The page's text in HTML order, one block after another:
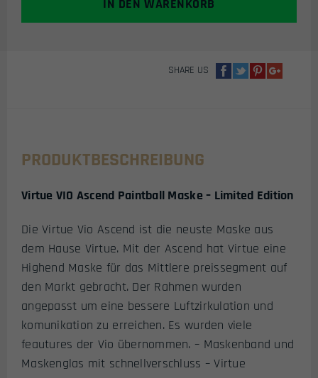
(BLACK
IN DEN WARENKORB
SHARE US
PRODUKTBESCHREIBUNG
Virtue VIO Ascend Paintball Maske – Limited Edition
Die Virtue Vio Ascend ist die neuste Maske aus
dem Hause Virtue. Mit der Ascend hat Virtue eine
Highend Maske für das Mittlere preissegment auf
den Markt gebracht. Der Rahmen wurden
angepasst um eine bessere Luftzirkulation und
komunikation zu erreichen. Es wurden viele
feautures der Vio übernommen. – Maskenband und
Maskenglas mit schnellverschluss – Virtue